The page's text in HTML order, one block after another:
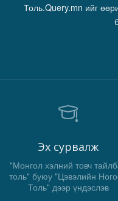
Толь.Query.mn ийг
Эх сурвалж
"Монгол хэлний товч
толь" буюу "Цэвэлийн
Толь" дээр үндэслэв